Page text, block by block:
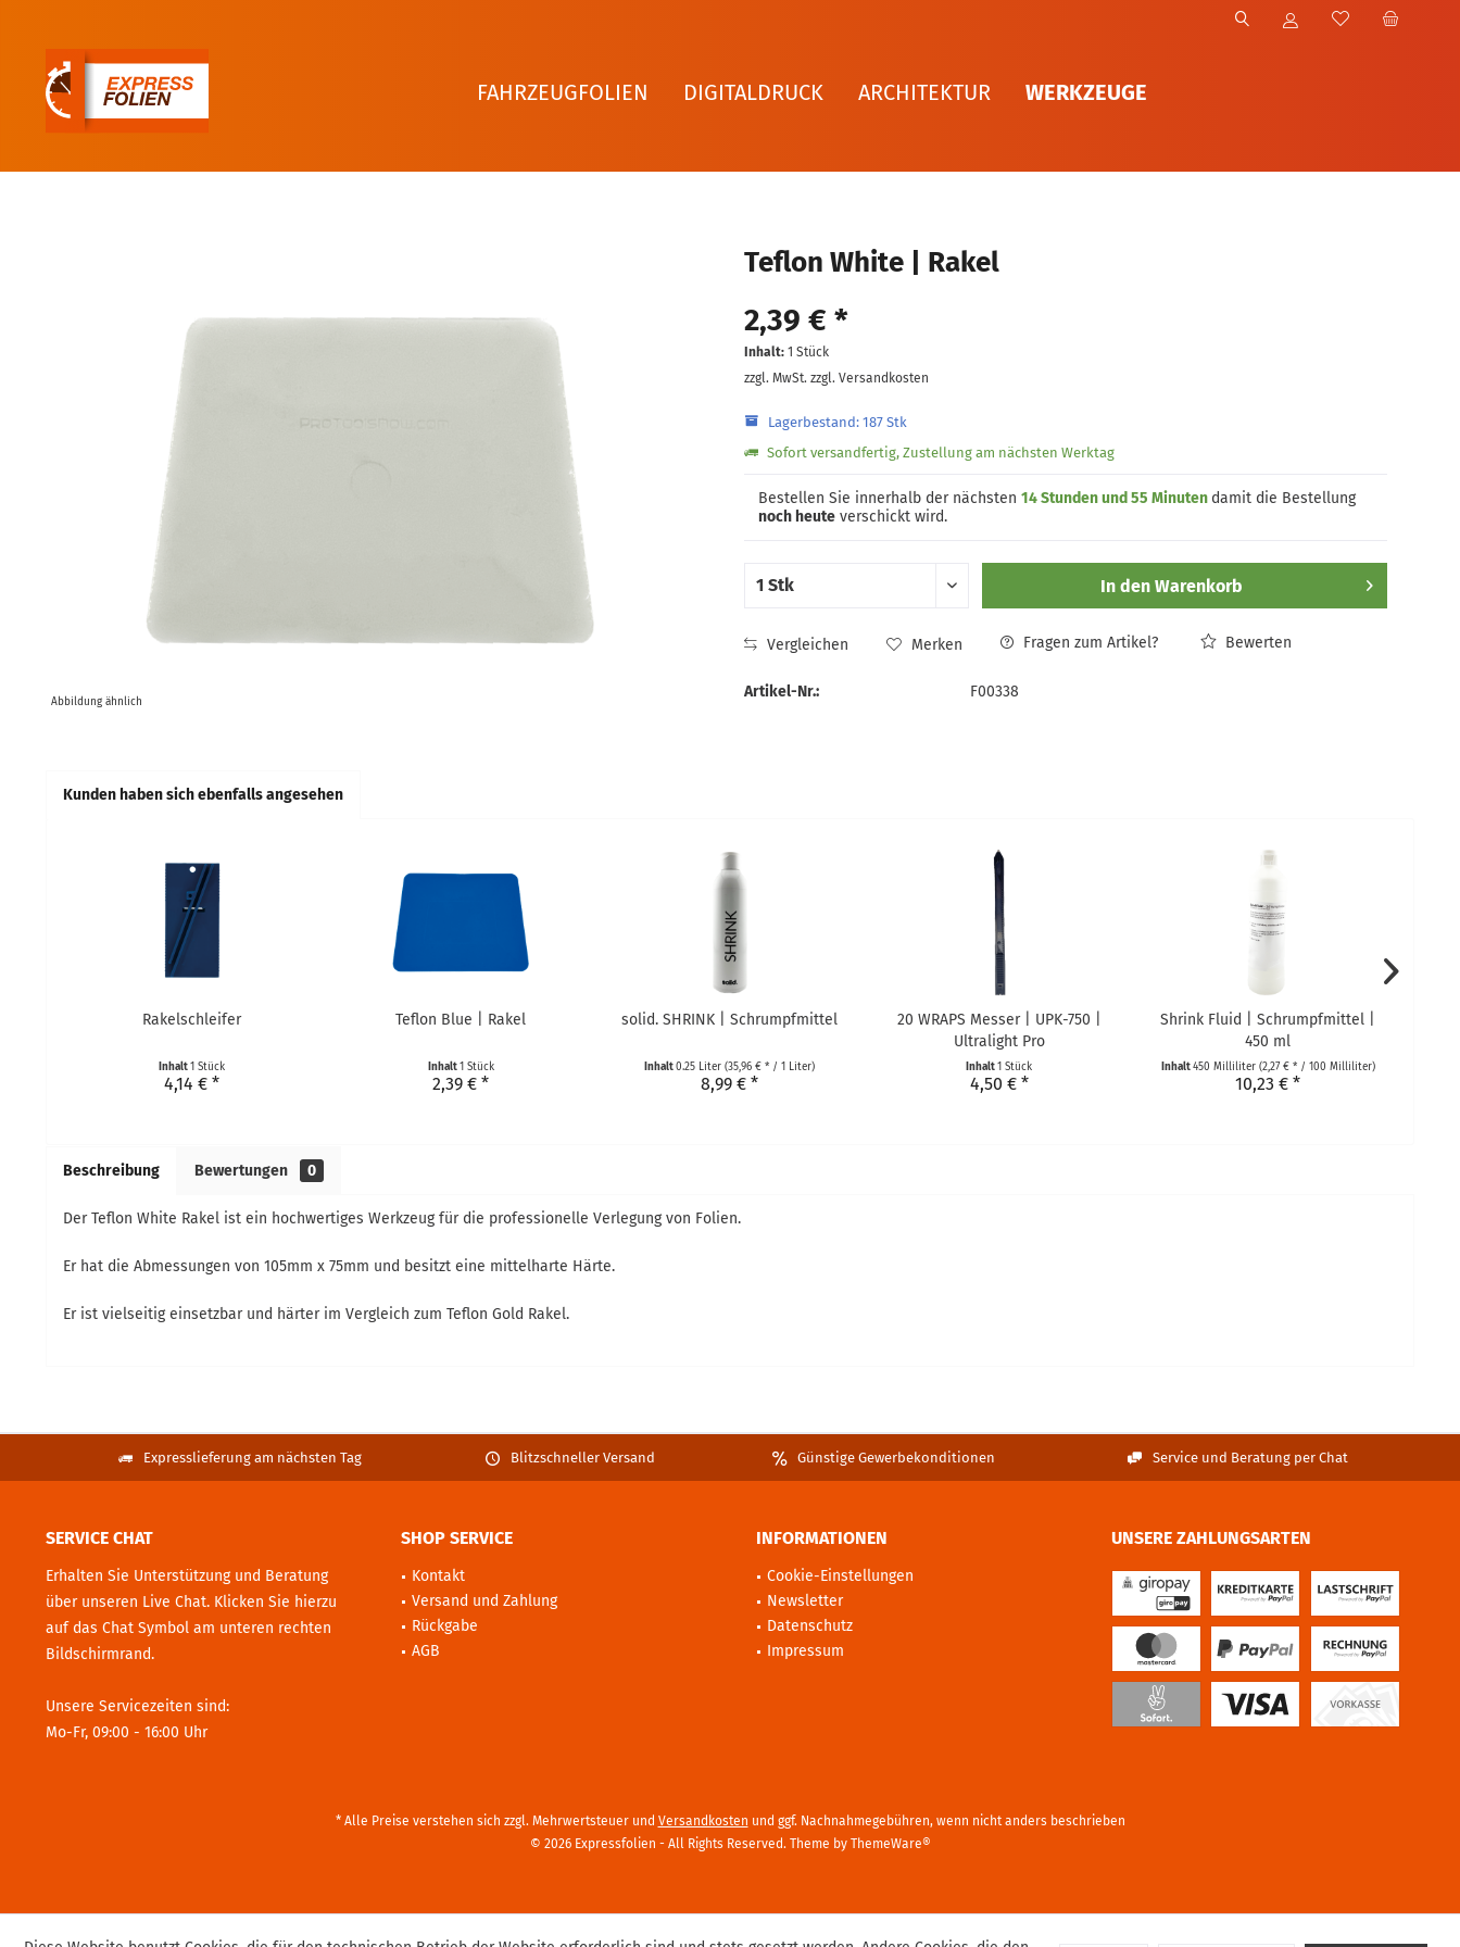
FAHRZEUGFOLIEN DIGITALDRUCK ARCHITEKTUR WERKZEUGE
Abbildung ähnlich
Teflon White | Rakel
2,39 € *
Inhalt: 1 Stück
zzgl. MwSt. zzgl. Versandkosten
Lagerbestand: 187 Stk
Sofort versandfertig, Zustellung am nächsten Werktag
Bestellen Sie innerhalb der nächsten 14 Stunden und 55 Minuten damit die Bestellung
noch heuteverschickt wird.
In den Warenkorb
Vergleichen Merken Fragen zum Artikel? Bewerten
Artikel-Nr.: F00338
Kunden haben sich ebenfalls angesehen
Rakelschleifer
Inhalt1 Stück
4,14 € *
Teflon Blue | Rakel
Inhalt1 Stück
2,39 € *
solid. SHRINK | Schrumpfmittel
Inhalt0.25 Liter(35,96 € * / 1 Liter)
8,99 € *
20 WRAPS Messer | UPK-750 |
Ultralight Pro
Inhalt1 Stück
4,50 € *
Shrink Fluid | Schrumpfmittel |
450 ml
Inhalt450 Milliliter (2,27 € * / 100 Milliliter)
10,23 € *
Beschreibung Bewertungen 0
Der Teflon White Rakel ist ein hochwertiges Werkzeug für die professionelle Verlegung von Folien.
Er hat die Abmessungen von 105mm x 75mm und besitzt eine mittelharte Härte.
Er ist vielseitig einsetzbar und härter im Vergleich zum Teflon Gold Rakel.
Expresslieferung am nächsten Tag Blitzschneller Versand Günstige Gewerbekonditionen Service und Beratung per Chat
SERVICE CHAT
Erhalten Sie Unterstützung und Beratung
über unseren Live Chat. Klicken Sie hierzu
auf das Chat Symbol am unteren rechten
Bildschirmrand.
Unsere Servicezeiten sind:
Mo-Fr, 09:00 - 16:00 Uhr
SHOP SERVICE
Kontakt
Versand und Zahlung
Rückgabe
AGB
INFORMATIONEN
Cookie-Einstellungen
Newsletter
Datenschutz
Impressum
UNSERE ZAHLUNGSARTEN
* Alle Preise verstehen sich zzgl. Mehrwertsteuer und Versandkosten und ggf. Nachnahmegebühren, wenn nicht anders beschrieben
© 2026 Expressfolien - All Rights Reserved. Theme by ThemeWare®